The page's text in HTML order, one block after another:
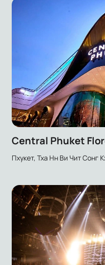
Central Phuket
Пхукет, Тха Нн Ви Чит Сонг